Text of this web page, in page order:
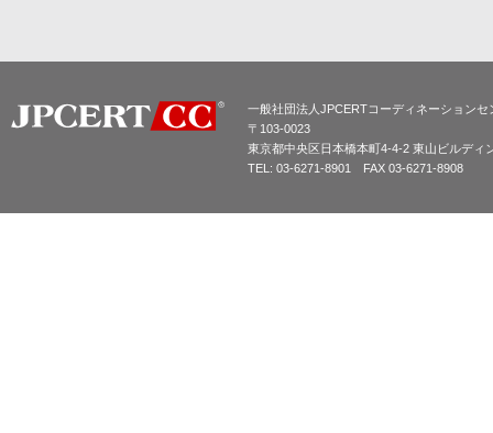
一般社団法人JPCERTコーディネーションセ
〒103-0023
東京都中央区日本橋本町4-4-2 東山ビルディ
TEL: 03-6271-8901 FAX 03-6271-8908